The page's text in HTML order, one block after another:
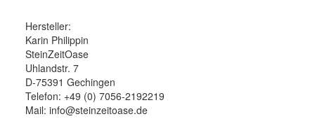
Hersteller:
Karin Philippin
SteinZeitOase
Uhlandstr. 7
D-75391 Gechingen
Telefon: +49 (0) 7056-2192219
Mail: info@steinzeitoase.de